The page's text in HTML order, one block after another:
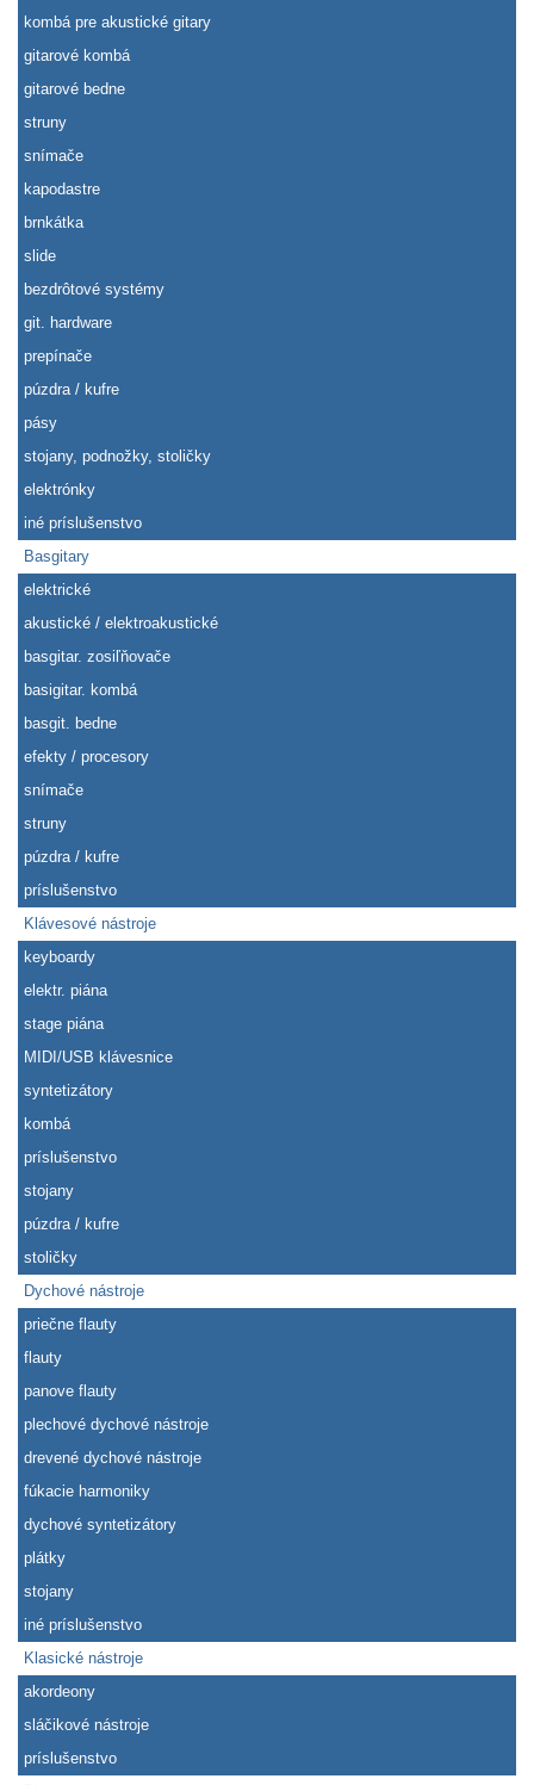
kombá pre akustické gitary
gitarové kombá
gitarové bedne
struny
snímače
kapodastre
brnkátka
slide
bezdrôtové systémy
git. hardware
prepínače
púzdra / kufre
pásy
stojany, podnožky, stoličky
elektrónky
iné príslušenstvo
Basgitary
elektrické
akustické / elektroakustické
basgitar. zosiľňovače
basigitar. kombá
basgit. bedne
efekty / procesory
snímače
struny
púzdra / kufre
príslušenstvo
Klávesové nástroje
keyboardy
elektr. piána
stage piána
MIDI/USB klávesnice
syntetizátory
kombá
príslušenstvo
stojany
púzdra / kufre
stoličky
Dychové nástroje
priečne flauty
flauty
panove flauty
plechové dychové nástroje
drevené dychové nástroje
fúkacie harmoniky
dychové syntetizátory
plátky
stojany
iné príslušenstvo
Klasické nástroje
akordeony
sláčikové nástroje
príslušenstvo